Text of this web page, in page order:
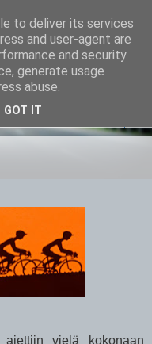
vielä kokonaan
to deliver its services
and user-agent are
and security
generate usage
abuse.
GOT IT